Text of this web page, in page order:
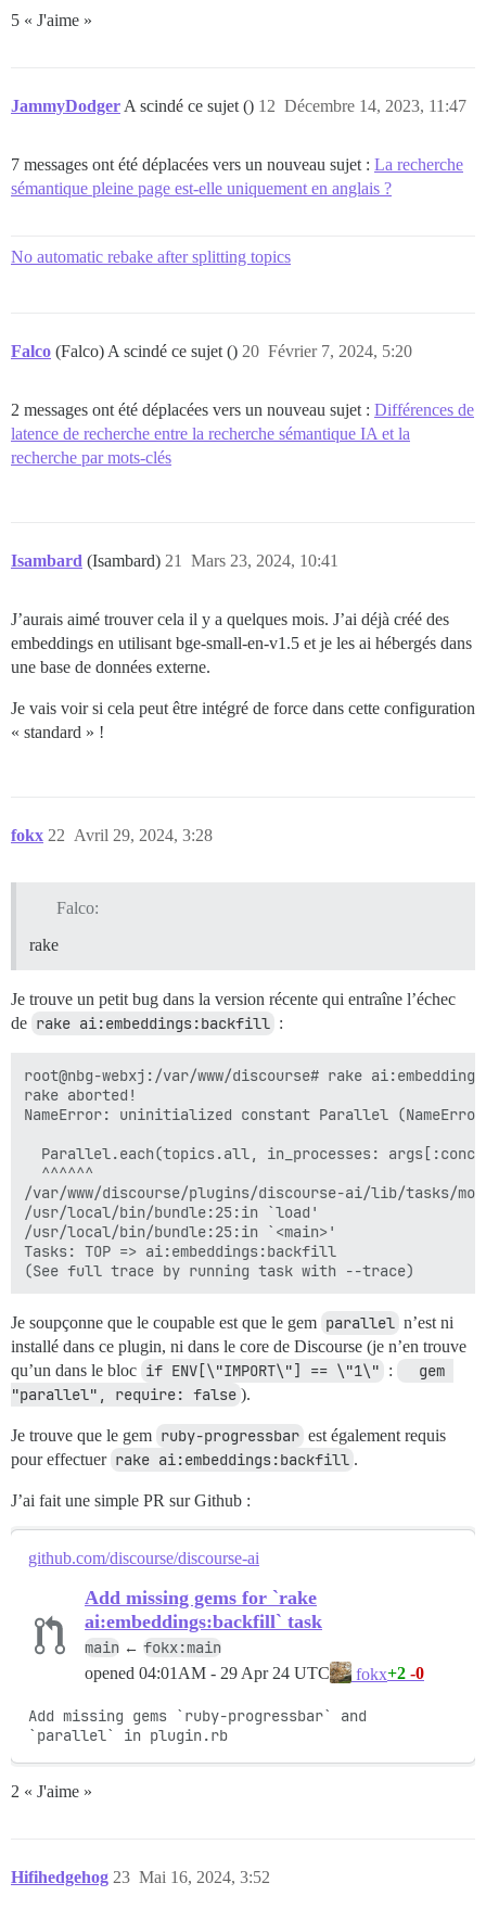
5 « J'aime »
JammyDodger A scindé ce sujet () Décembre 14, 2023, 11:47
12
7 messages ont été déplacées vers un nouveau sujet : La recherche
sémantique pleine page est-elle uniquement en anglais ?
No automatic rebake after splitting topics
Falco (Falco) A scindé ce sujet () Février 7, 2024, 5:20
20
2 messages ont été déplacées vers un nouveau sujet : Différences de
latence de recherche entre la recherche sémantique IA et la
recherche par mots-clés
Isambard (Isambard) Mars 23, 2024, 10:41
21
J’aurais aimé trouver cela il y a quelques mois. J’ai déjà créé des
embeddings en utilisant bge-small-en-v1.5 et je les ai hébergés dans
une base de données externe.
Je vais voir si cela peut être intégré de force dans cette configuration
« standard » !
fokx Avril 29, 2024, 3:28
22
Falco:
rake
Je trouve un petit bug dans la version récente qui entraîne l’échec
de rake ai:embeddings:backfill :
root@nbg-webxj:/var/www/discourse# rake
rake aborted!
NameError: uninitialized constant Parallel
Parallel.each(topics.all, in_processes:
  ^^^^^^
/var/www/discourse/plugins/discourse-ai/lib/tasks/
/usr/local/bin/bundle:25:in `load'
/usr/local/bin/bundle:25:in `<main>'
Tasks: TOP => ai:embeddings:backfill
Je soupçonne que le coupable est que le gem parallel n’est ni
installé dans ce plugin, ni dans le core de Discourse (je n’en trouve
qu’un dans le bloc if ENV[\"IMPORT\"] == \"1\" :
  gem
"parallel", require: false ).
Je trouve que le gem ruby-progressbar est également requis
pour effectuer rake ai:embeddings:backfill .
J’ai fait une simple PR sur Github :
github.com/discourse/discourse-ai
Add missing gems for `rake
ai:embeddings:backfill` task
main ← fokx:main
opened 04:01AM - 29 Apr 24 UTC fokx+2 -0
Add missing gems `ruby-progressbar` and
`parallel` in plugin.rb
2 « J'aime »
Hifihedgehog Mai 16, 2024, 3:52
23